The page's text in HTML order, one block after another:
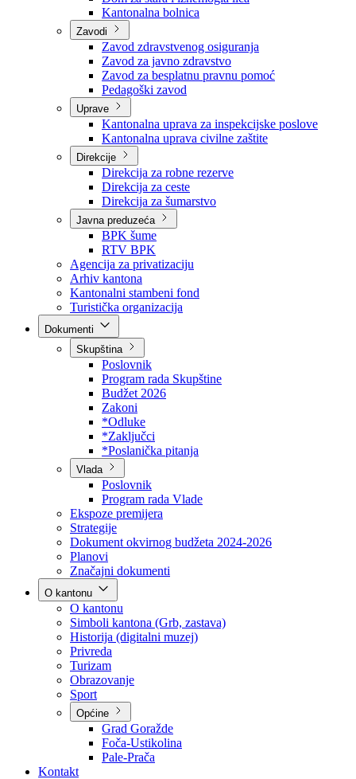
Ustanove
Centar za socijalni rad
Dom za stara i iznemogla lica
Kantonalna bolnica
Zavodi
Zavod zdravstvenog osiguranja
Zavod za javno zdravstvo
Zavod za besplatnu pravnu pomoć
Pedagoški zavod
Uprave
Kantonalna uprava za inspekcijske poslove
Kantonalna uprava civilne zaštite
Direkcije
Direkcija za robne rezerve
Direkcija za ceste
Direkcija za šumarstvo
Javna preduzeća
BPK šume
RTV BPK
Agencija za privatizaciju
Arhiv kantona
Kantonalni stambeni fond
Turistička organizacija
Skupština
Poslovnik
Program rada Skupštine
Budžet 2026
Zakoni
*Odluke
*Zaključci
*Poslanička pitanja
Vlada
Poslovnik
Program rada Vlade
Ekspoze premijera
Strategije
Dokument okvirnog budžeta 2024-2026
Planovi
Značajni dokumenti
O kantonu
O kantonu
Simboli kantona (Grb, zastava)
Historija (digitalni muzej)
Privreda
Turizam
Obrazovanje
Općine